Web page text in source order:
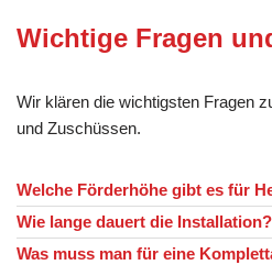
Wichtige Fragen
Wir klären die wichtigsten Fragen
und Zuschüssen.
Welche Förderhöhe gibt es für
Wie lange dauert die Installation?
Was muss man für eine